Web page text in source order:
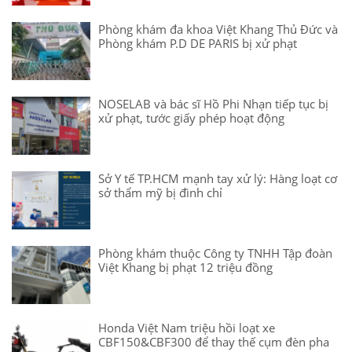
Phòng khám đa khoa Việt Khang Thủ Đức và
Phòng khám P.D DE PARIS bị xử phạt
NOSELAB và bác sĩ Hồ Phi Nhạn tiếp tục bị
xử phạt, tước giấy phép hoạt động
Sở Y tế TP.HCM mạnh tay xử lý: Hàng loạt cơ
sở thẩm mỹ bị đình chỉ
Phòng khám thuộc Công ty TNHH Tập đoàn
Việt Khang bị phạt 12 triệu đồng
Honda Việt Nam triệu hồi loạt xe
CBF150&CBF300 để thay thế cụm đèn pha